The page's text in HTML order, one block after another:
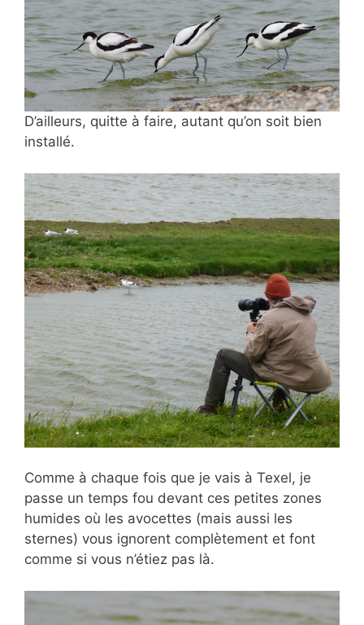
D’ailleurs, quitte à faire, autant qu’on soit bien
installé.
Comme à chaque fois que je vais à Texel, je
passe un temps fou devant ces petites zones
humides où les avocettes (mais aussi les
sternes) vous ignorent complètement et font
comme si vous n’étiez pas là.